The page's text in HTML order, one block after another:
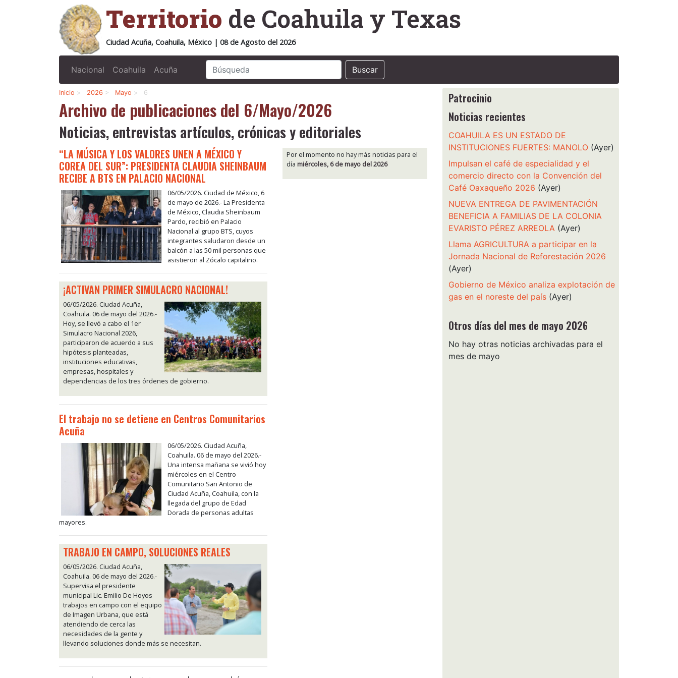
Territorio de Coahuila y Texas
Ciudad Acuña, Coahuila, México | 08 de Agosto del 2026
Nacional Coahuila Acuña Buscar
Inicio > 2026 > Mayo > 6
Archivo de publicaciones del 6/Mayo/2026
Noticias, entrevistas artículos, crónicas y editoriales
“LA MÚSICA Y LOS VALORES UNEN A MÉXICO Y
COREA DEL SUR”: PRESIDENTA CLAUDIA SHEINBAUM
RECIBE A BTS EN PALACIO NACIONAL
06/05/2026. Ciudad de México, 6
de mayo de 2026.- La Presidenta
de México, Claudia Sheinbaum
Pardo, recibió en Palacio
Nacional al grupo BTS, cuyos
integrantes saludaron desde un
balcón a las 50 mil personas que
asistieron al Zócalo capitalino.
¡ACTIVAN PRIMER SIMULACRO NACIONAL!
06/05/2026. Ciudad Acuña,
Coahuila. 06 de mayo del 2026.-
Hoy, se llevó a cabo el 1er
Simulacro Nacional 2026,
participaron de acuerdo a sus
hipótesis planteadas,
instituciones educativas,
empresas, hospitales y
dependencias de los tres órdenes de gobierno.
El trabajo no se detiene en Centros Comunitarios
Acuña
06/05/2026. Ciudad Acuña,
Coahuila. 06 de mayo del 2026.-
Una intensa mañana se vivió hoy
miércoles en el Centro
Comunitario San Antonio de
Ciudad Acuña, Coahuila, con la
llegada del grupo de Edad
Dorada de personas adultas
mayores.
TRABAJO EN CAMPO, SOLUCIONES REALES
06/05/2026. Ciudad Acuña,
Coahuila. 06 de mayo del 2026.-
Supervisa el presidente
municipal Lic. Emilio De Hoyos
trabajos en campo con el equipo
de Imagen Urbana, que está
atendiendo de cerca las
necesidades de la gente y
llevando soluciones donde más se necesitan.
Por el momento no hay más noticias para el
díamiércoles, 6 de mayo del 2026
Patrocinio
Noticias recientes
COAHUILA ES UN ESTADO DE
INSTITUCIONES FUERTES: MANOLO (Ayer)
Impulsan el café de especialidad y el
comercio directo con la Convención del
Café Oaxaqueño 2026 (Ayer)
NUEVA ENTREGA DE PAVIMENTACIÓN
BENEFICIA A FAMILIAS DE LA COLONIA
EVARISTO PÉREZ ARREOLA (Ayer)
Llama AGRICULTURA a participar en la
Jornada Nacional de Reforestación 2026
(Ayer)
Gobierno de México analiza explotación de
gas en el noreste del país (Ayer)
Otros días del mes de mayo 2026
No hay otras noticias archivadas para el
mes de mayo